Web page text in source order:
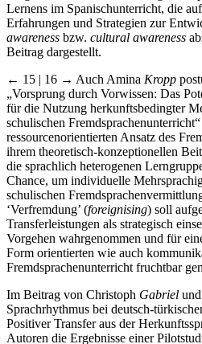
Lernens im Spanischunterricht, die
Erfahrungen und Strategien zur
awareness bzw. cultural awareness
Beitrag dargestellt.
← 15 | 16 → Auch Amina Kropp
„Vorsprung durch Vorwissen: Das
für die Nutzung herkunftsbedingter
schulischen
ressourcenorientierten Ansatz des
ihrem theoretisch-konzeptionellen
die sprachlich heterogenen
Chance, um individuelle
schulischen
‘Verfremdung’ (foreignising) soll
Transferleistungen als strategisch
Vorgehen wahrgenommen und für
Form orientierten wie auch
Fremdsprachenunterricht fruchtbar
Im Beitrag von Christoph Gabriel
Sprachrhythmus bei deutsch-
Positiver Transfer aus der
Autoren die Ergebnisse einer